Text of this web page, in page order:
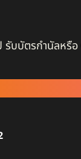
รับบัตรกำนัลห